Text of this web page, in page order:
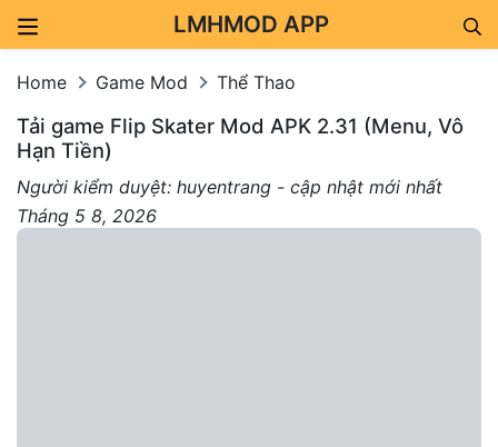
LMHMOD APP
Home Game Mod Thể Thao
Tải game Flip Skater Mod APK 2.31 (Menu, Vô
Hạn Tiền)
Người kiểm duyệt: huyentrang - cập nhật mới nhất
Tháng 5 8, 2026